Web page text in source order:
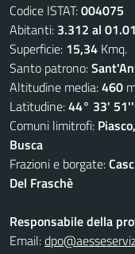
Codice ISTAT:004075
Abitanti: 3.312 al
Superficie: 15,34
Santo patrono:
Altitudine media:460
Latitudine:44° 33' 51''
Comuni limitrofi:
Busca
Frazioni e borgate:
Del Fraschè
Responsabile della
Email: